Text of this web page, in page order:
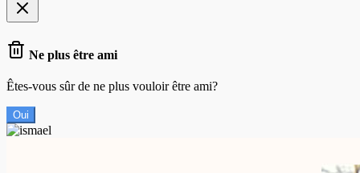
Ne plus être ami
Êtes-vous sûr de ne plus vouloir être ami?
Oui